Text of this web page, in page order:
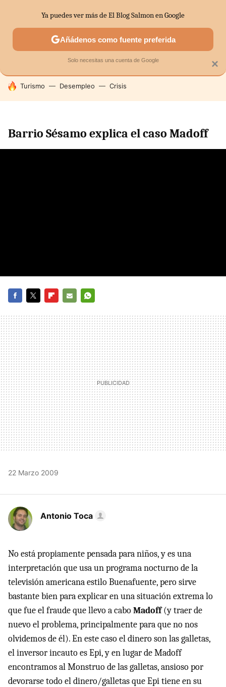
SECTORES ECONOMÍA DOMÉSTICA MERCADOS
HOY SE HABLA DE
Turismo Desempleo Crisis
Barrio Sésamo explica el caso Madoff
MAIL
22 Marzo 2009
Antonio Toca
No está propiamente pensada para niños, y es una
interpretación que usa un programa nocturno de la
televisión americana estilo Buenafuente, pero sirve
bastante bien para explicar en una situación extrema lo
que fue el fraude que llevo a caboMadoff(y traer de
nuevo el problema, principalmente para que no nos
olvidemos de él). En este caso el dinero son las galletas,
el inversor incauto es Epi, y en lugar de Madoff
encontramos al Monstruo de las galletas, ansioso por
devorarse todo el dinero/galletas que Epi tiene en su
×
Ya puedes ver más de El Blog Salmon en Google
Añádenos como fuente preferida
Solo necesitas una cuenta de Google